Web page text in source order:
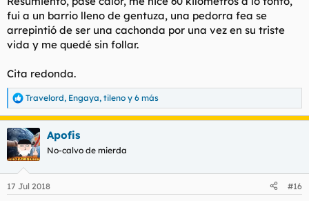
fui a un barrio lleno de gentuza, una pedorra fea se
arrepintió de ser una cachonda por una vez en su triste
vida y me quedé sin follar.
Cita redonda.
R
e
a
c
c
i
e
Travelord, Engaya, tileno y 6 más
Apofis
No-calvo de mierda
17 Jul 2018 #16